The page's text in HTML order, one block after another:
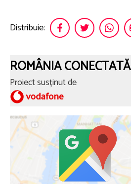
Distribuie:
ROMÂNIA CONECTATĂ
Proiect susținut de